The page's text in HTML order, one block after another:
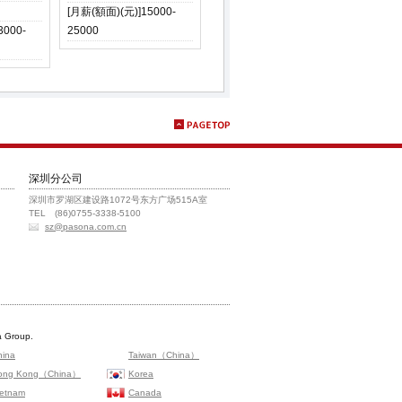
[月薪(額面)(元)]15000-
25000
深圳分公司
深圳市罗湖区建设路1072号东方广场515A室
TEL (86)0755-3338-5100
sz@pasona.com.cn
Group.
Taiwan（China）
Kong（China）
Korea
Canada